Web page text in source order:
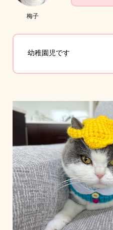
梅子
幼稚園児です